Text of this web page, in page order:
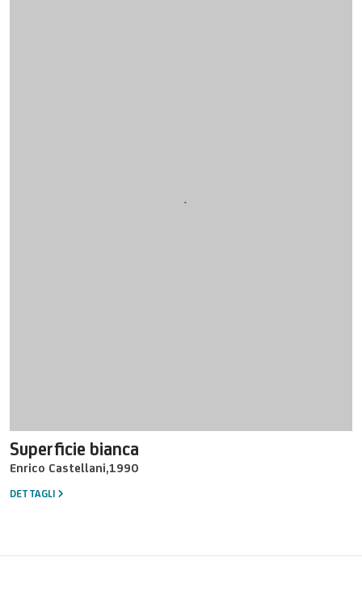
Enrico Castellani,
Superficie bianca
1990
DETTAGLI